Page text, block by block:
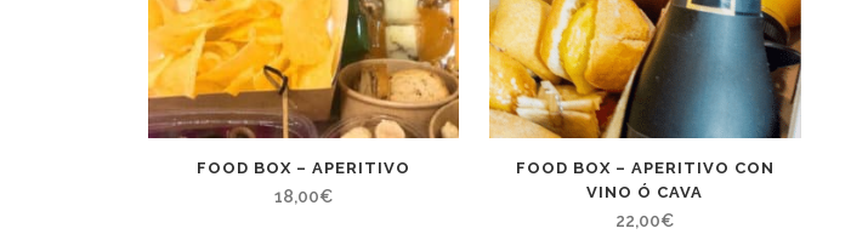
FOOD BOX – APERITIVO
18,00€
FOOD BOX – APERITIVO CON
VINO Ó CAVA
22,00€